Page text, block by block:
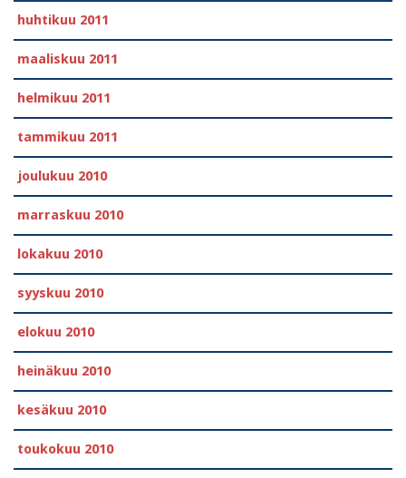
huhtikuu 2011
maaliskuu 2011
helmikuu 2011
tammikuu 2011
joulukuu 2010
marraskuu 2010
lokakuu 2010
syyskuu 2010
elokuu 2010
heinäkuu 2010
kesäkuu 2010
toukokuu 2010